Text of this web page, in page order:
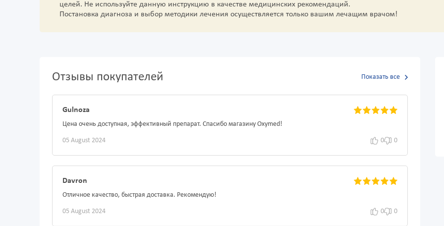
целей. Не используйте данную инструкцию в качестве медицинских рекомендаций.
Постановка диагноза и выбор методики лечения осуществляется только вашим лечащим врачом!
Отзывы покупателей Показать все
Gulnoza
Цена очень доступная, эффективный препарат. Спасибо магазину Oxymed!
05 August 2024 0 0
Davron
Отличное качество, быстрая доставка. Рекомендую!
05 August 2024 0 0